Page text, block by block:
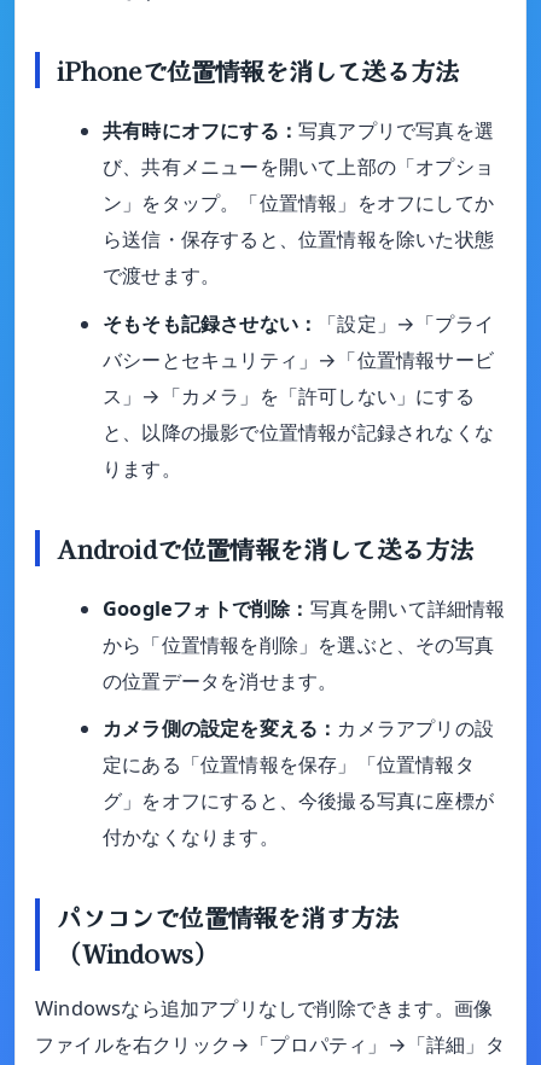
iPhoneで位置情報を消して送る方法
共有時にオフにする： 写真アプリで写真を選
び、共有メニューを開いて上部の「オプショ
ン」をタップ。「位置情報」をオフにしてか
ら送信・保存すると、位置情報を除いた状態
で渡せます。
そもそも記録させない：
「設定」→「プライ
バシーとセキュリティ」→「位置情報サービ
ス」→「カメラ」を「許可しない」にする
と、以降の撮影で位置情報が記録されなくな
ります。
Androidで位置情報を消して送る方法
Googleフォトで削除： 写真を開いて詳細情報
から「位置情報を削除」を選ぶと、その写真
の位置データを消せます。
カメラ側の設定を変える： カメラアプリの設
定にある「位置情報を保存」「位置情報タ
グ」をオフにすると、今後撮る写真に座標が
付かなくなります。
パソコンで位置情報を消す方法
（Windows）
Windowsなら追加アプリなしで削除できます。画像
ファイルを右クリック→「プロパティ」→「詳細」タ